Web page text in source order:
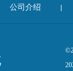
公司介绍 |